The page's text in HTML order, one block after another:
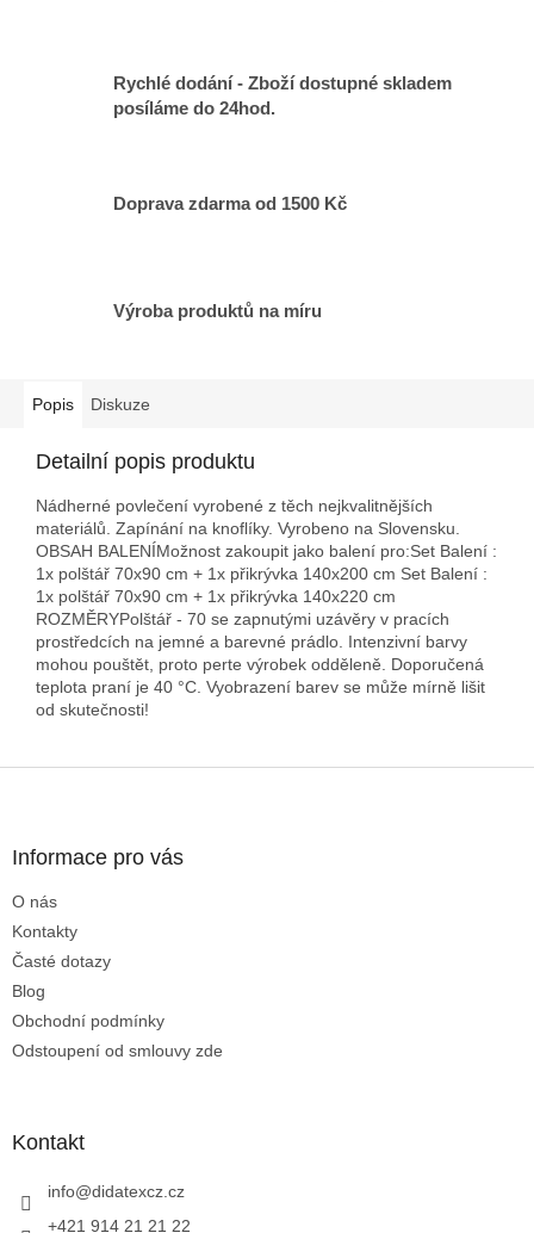
Rychlé dodání - Zboží dostupné skladem
posíláme do 24hod.
Doprava zdarma od 1500 Kč
Výroba produktů na míru
Popis Diskuze
Detailní popis produktu
Nádherné povlečení vyrobené z těch nejkvalitnějších
materiálů. Zapínání na knoflíky. Vyrobeno na Slovensku.
OBSAH BALENÍMožnost zakoupit jako balení pro:Set Balení :
1x polštář 70x90 cm + 1x přikrývka 140x200 cm Set Balení :
1x polštář 70x90 cm + 1x přikrývka 140x220 cm
ROZMĚRYPolštář - 70 se zapnutými uzávěry v pracích
prostředcích na jemné a barevné prádlo. Intenzivní barvy
mohou pouštět, proto perte výrobek odděleně. Doporučená
teplota praní je 40 °C. Vyobrazení barev se může mírně lišit
od skutečnosti!
Informace pro vás
O nás
Kontakty
Časté dotazy
Blog
Obchodní podmínky
Odstoupení od smlouvy zde
Kontakt
info@didatexcz.cz
+421 914 21 21 22